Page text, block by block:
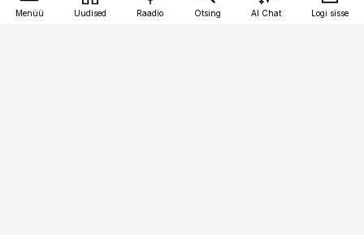
Menüü Uudised Raadio Otsing AI Chat Logi sisse